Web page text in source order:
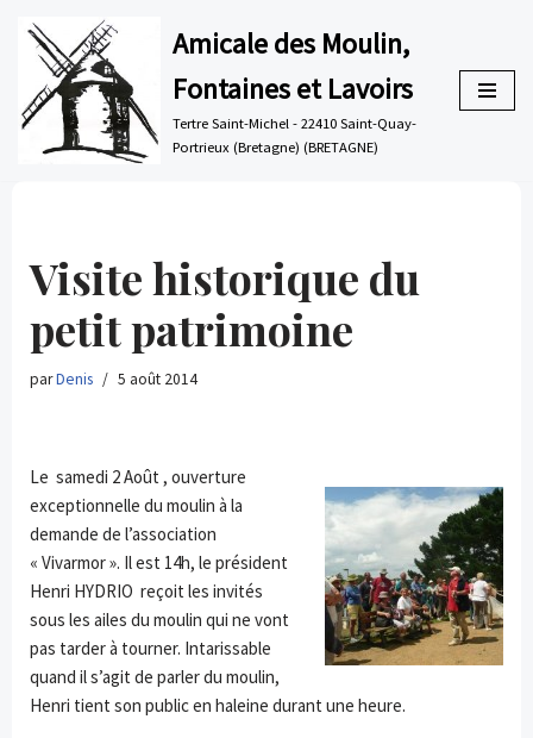
Aller
au
contenu
Amicale des Moulin,
Fontaines et Lavoirs
Tertre Saint-Michel - 22410 Saint-Quay-
Portrieux (Bretagne) (BRETAGNE)
Visite historique du
petit patrimoine
parDenis 5 août 2014
Le samedi 2 Août , ouverture
exceptionnelle du moulin à la
demande de l’association
« Vivarmor ». Il est 14h, le président
Henri HYDRIO reçoit les invités
sous les ailes du moulin qui ne vont
pas tarder à tourner. Intarissable
quand il s’agit de parler du moulin,
Henri tient son public en haleine durant une heure.